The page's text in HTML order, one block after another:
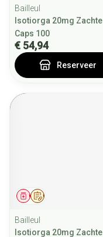
Bailleul
Isotiorga 20mg Zachte
Caps 100
€ 54,94
Reserveer
Op voorschrift
Geneesmiddel
Bailleul
Isotiorga 20mg Zachte